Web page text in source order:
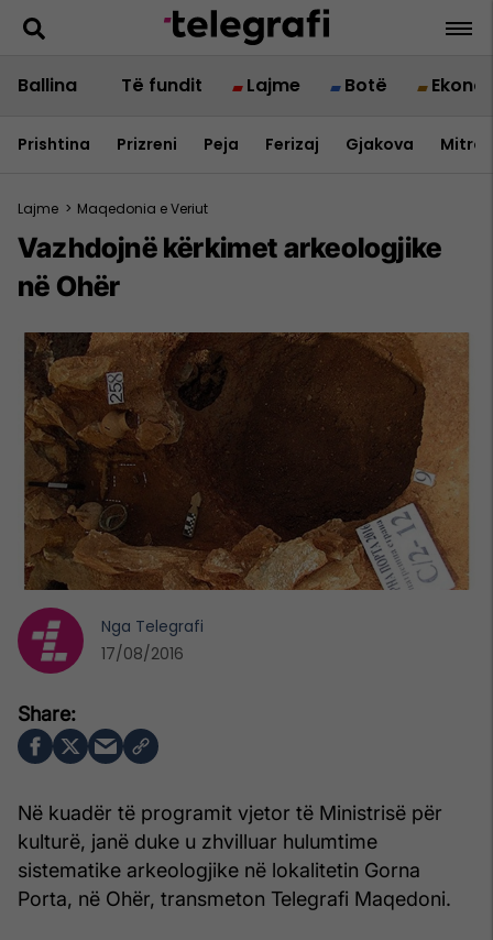
Ballina Të fundit Lajme Botë
Prishtina Prizreni Peja Ferizaj Gjakova
Lajme > Maqedonia e Veriut
Vazhdojnë kërkimet arkeologjike
në Ohër
Në kuadër të programit vjetor të Ministrisë për
kulturë, janë duke u zhvilluar hulumtime
sistematike arkeologjike në lokalitetin Gorna
Porta, në Ohër, transmeton Telegrafi Maqedoni.
Nga Telegrafi
17/08/2016